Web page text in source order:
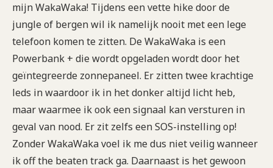
mijn WakaWaka! Tijdens een vette hike door de
jungle of bergen wil ik namelijk nooit met een lege
telefoon komen te zitten. De WakaWaka is een
Powerbank + die wordt opgeladen wordt door het
geïntegreerde zonnepaneel. Er zitten twee krachtige
leds in waardoor ik in het donker altijd licht heb,
maar waarmee ik ook een signaal kan versturen in
geval van nood. Er zit zelfs een SOS-instelling op!
Zonder WakaWaka voel ik me dus niet veilig wanneer
ik off the beaten track ga. Daarnaast is het gewoon